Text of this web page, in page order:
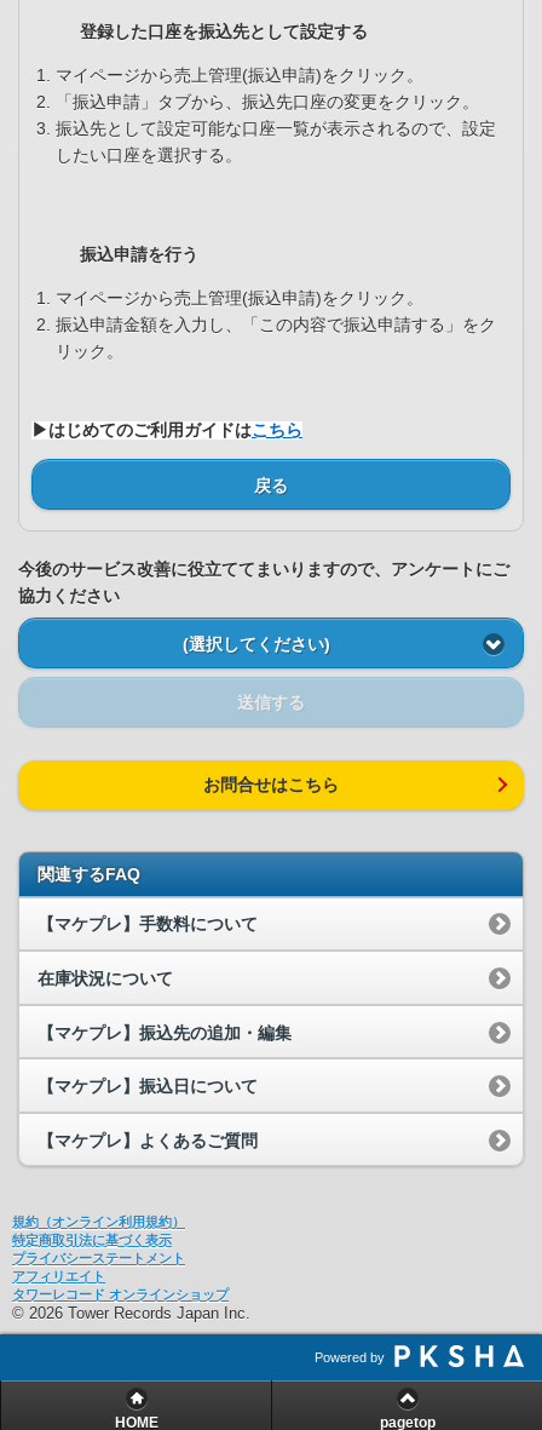
登録した口座を振込先として設定する
マイページから売上管理(振込申請)をクリック。
「振込申請」タブから、振込先口座の変更をクリック。
振込先として設定可能な口座一覧が表示されるので、設定
したい口座を選択する。
振込申請を行う
マイページから売上管理(振込申請)をクリック。
振込申請金額を入力し、「この内容で振込申請する」をク
リック。
▶はじめてのご利用ガイドはこちら
戻る
今後のサービス改善に役立ててまいりますので、アンケートにご
協力ください
(選択してください)
送信する
お問合せはこちら
関連するFAQ
【マケプレ】手数料について
在庫状況について
【マケプレ】振込先の追加・編集
【マケプレ】振込日について
【マケプレ】よくあるご質問
規約（オンライン利用規約）
特定商取引法に基づく表示
プライバシーステートメント
アフィリエイト
タワーレコード オンラインショップ
© 2026 Tower Records Japan Inc.
Powered by
HOME pagetop